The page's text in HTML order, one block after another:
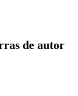
de autor